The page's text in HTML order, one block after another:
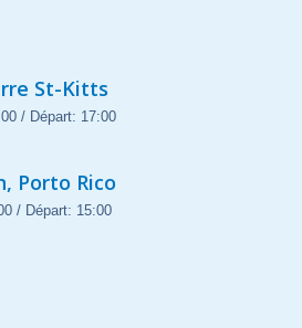
St-Kitts
/ Départ: 17:00
Porto Rico
/ Départ: 15:00